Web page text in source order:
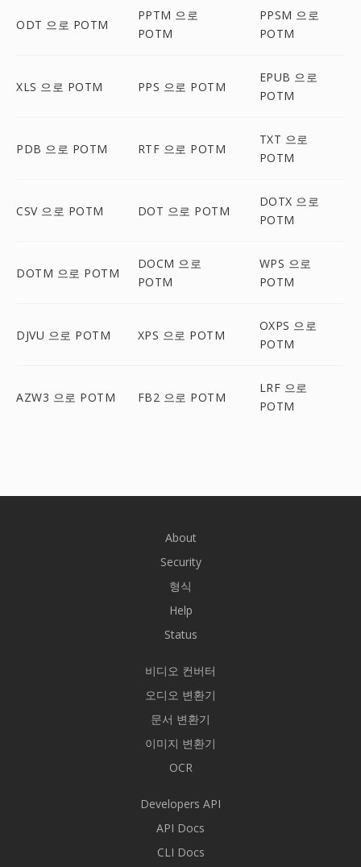
ODT 으로 POTM
PPTM 으로
POTM
PPSM 으로
POTM
XLS 으로 POTM PPS 으로 POTM
EPUB 으로
POTM
PDB 으로 POTM RTF 으로 POTM
TXT 으로
POTM
CSV 으로 POTM DOT 으로 POTM
DOTX 으로
POTM
DOTM 으로 POTM
DOCM 으로
POTM
WPS 으로
POTM
DJVU 으로 POTM XPS 으로 POTM
OXPS 으로
POTM
AZW3 으로 POTM FB2 으로 POTM
LRF 으로
POTM
About
Security
형식
Help
Status
비디오 컨버터
오디오 변환기
문서 변환기
이미지 변환기
OCR
Developers API
API Docs
CLI Docs